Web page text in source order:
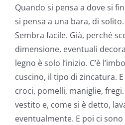
Quando si pensa a dove si
si pensa a una bara, di
Sembra facile. Già, perché
dimensione, eventuali
legno è solo l’inizio. C’è
cuscino, il tipo di zincatura.
croci, pomelli, maniglie,
vestito e, come si è detto,
eventualmente. E poi ci